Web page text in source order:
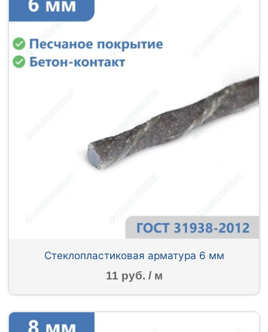
Стеклопластиковая арматура 6 мм
11 руб. / м